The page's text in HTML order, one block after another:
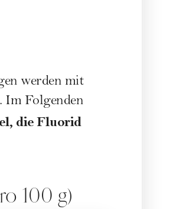
werden mit
Im Folgenden
die Fluorid
100 g)